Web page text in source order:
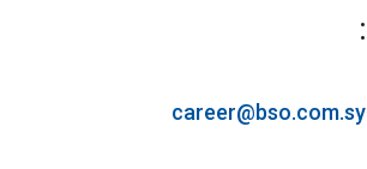
career@bso.com.sy